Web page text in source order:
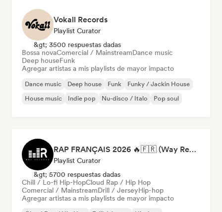
Vokall Records
Playlist Curator
&gt; 3500 respuestas dadas
Bossa novaComercial / MainstreamDance music
Deep houseFunk
Agregar artistas a mis playlists de mayor impacto
Dance music Deep house Funk
Funky / Jackin House
House music
Indie pop Nu-disco / Italo Pop soul
RAP FRANÇAIS 2026 🔥🇫🇷 (Way Records)
Playlist Curator
&gt; 5700 respuestas dadas
Chill / Lo-fi Hip-HopCloud Rap / Hip Hop
Comercial / MainstreamDrill / JerseyHip-hop
Agregar artistas a mis playlists de mayor impacto